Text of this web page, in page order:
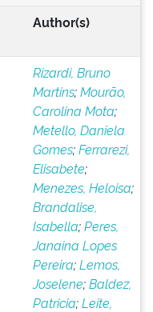
Author(s)
Rizardi, Bruno
Martins;Mourão,
Carolina Mota;
Metello, Daniela
Gomes;Ferrarezi,
Elisabete;
Menezes, Heloisa;
Brandalise,
Isabella;Peres,
Janaina Lopes
Pereira;Lemos,
Joselene;Baldez,
Patricia;Leite,